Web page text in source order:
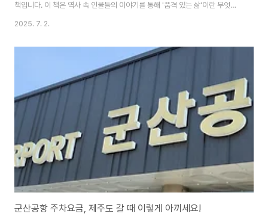
책입니다. 이 책은 역사 속 인물들의 이야기를 통해 '품격 있는 삶'이란 무엇인
지 성찰하게 합니다.📖 목차 및 각 장 요약 💬 책이 주는 메시지: 우리는 더 나
격은 결과가 아니라, 선택과 훈련의 산물이다.✨ 왜 지금, 『인간의 품격』을 읽
어야 할까?현대 사회는 빠른 성공, 눈에 보이는 실적, SNS 속 ‘나’에 집중합니
다. 그러나 진짜 중요한 것은 우리가 죽은 후 남겨질 추도사 속 내용 아닐까요?
데이비드 브룩스의 『인간의 품격』은 외적인 성공보다 내면의 깊이..
2025. 7. 2.
군산공항 주차요금, 제주도 갈 때 이렇게 아끼세요!